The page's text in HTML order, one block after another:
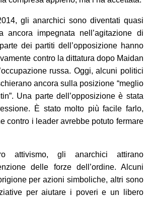
gli anarchici sono diventati quasi
ancora impegnata nell’agitazione di
dei partiti dell’opposizione hanno
contro la dittatura dopo Maidan
russa. Oggi, alcuni politici
ancora sulla posizione “meglio
Una parte dell’opposizione è stata
È stato molto più facile farlo,
contro i leader avrebbe potuto fermare
attivismo, gli anarchici attirano
delle forze dell’ordine. Alcuni
per azioni simboliche, altri sono
per aiutare i poveri e un libero